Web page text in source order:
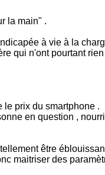
la main" .
à vie à la
qui n'ont pourtant rien
le prix du smartphone .
en question ,
être
maitriser des